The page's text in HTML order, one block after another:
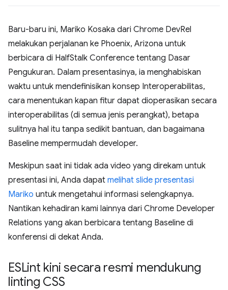
Baru-baru ini, Mariko Kosaka dari Chrome DevRel
melakukan perjalanan ke Phoenix, Arizona untuk
berbicara di HalfStalk Conference tentang Dasar
Pengukuran. Dalam presentasinya, ia menghabiskan
waktu untuk mendefinisikan konsep Interoperabilitas,
cara menentukan kapan fitur dapat dioperasikan secara
interoperabilitas (di semua jenis perangkat), betapa
sulitnya hal itu tanpa sedikit bantuan, dan bagaimana
Baseline mempermudah developer.
Meskipun saat ini tidak ada video yang direkam untuk
presentasi ini, Anda dapat melihat slide presentasi
Mariko untuk mengetahui informasi selengkapnya.
Nantikan kehadiran kami lainnya dari Chrome Developer
Relations yang akan berbicara tentang Baseline di
konferensi di dekat Anda.
ESLint kini secara resmi mendukung
linting CSS